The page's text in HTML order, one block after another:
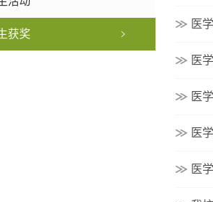
获奖
医
医
医
医
医